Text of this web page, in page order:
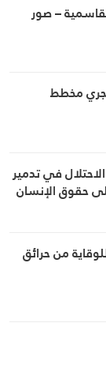
– صور
مخطط
في تدمير
حقوق الإنسان
من حرائق